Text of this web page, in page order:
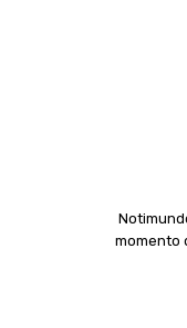
momento